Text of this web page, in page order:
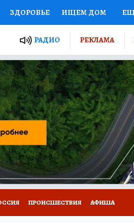
ЗДОРОВЬЕ ИЩЕМ ДОМ
ПРОЕКТЫ РОССИИ
ПУТЕВОДИТЕЛЬ
ТУРИЗМ
ПОТРЕБИТЕЛЯ ВСЕ О КП
РАДИО РЕКЛАМА
ПРОИСШЕСТВИЯ АФИША